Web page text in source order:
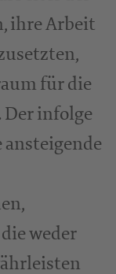
ihre Arbeit
für die
infolge
weder